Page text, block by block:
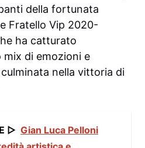
della fortunata
Fratello Vip 2020-
ha catturato
mix di emozioni e
nella vittoria di
▷ Gian Luca Pelloni